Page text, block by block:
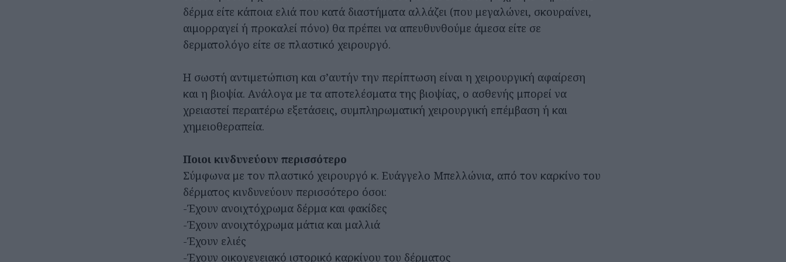
δέρμα είτε κάποια ελιά που κατά διαστήματα αλλάζει (που μεγαλώνει, σκουραίνει,
αιμορραγεί ή προκαλεί πόνο) θα πρέπει να απευθυνθούμε άμεσα είτε σε
δερματολόγο είτε σε πλαστικό χειρουργό.
Η σωστή αντιμετώπιση και σ’αυτήν την περίπτωση είναι η χειρουργική αφαίρεση
και η βιοψία. Ανάλογα με τα αποτελέσματα της βιοψίας, ο ασθενής μπορεί να
χρειαστεί περαιτέρω εξετάσεις, συμπληρωματική χειρουργική επέμβαση ή και
χημειοθεραπεία.
Ποιοι κινδυνεύουν περισσότερο
Σύμφωνα με τον πλαστικό χειρουργό κ. Ευάγγελο Μπελλώνια, από τον καρκίνο του
δέρματος κινδυνεύουν περισσότερο όσοι:
-Έχουν ανοιχτόχρωμα δέρμα και φακίδες
-Έχουν ανοιχτόχρωμα μάτια και μαλλιά
-Έχουν ελιές
-Έχουν οικογενειακό ιστορικό καρκίνου του δέρματος